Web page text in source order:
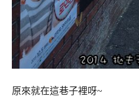
原來就在這巷子裡呀~